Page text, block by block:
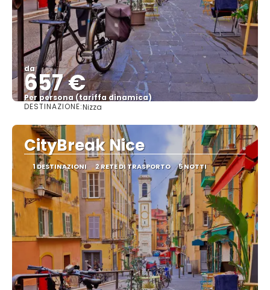
da
657 €
Per persona (tariffa dinamica)
DESTINAZIONE:Nizza
CityBreak Nice
1 DESTINAZIONI 2 RETE DI TRASPORTO 5 NOTTI